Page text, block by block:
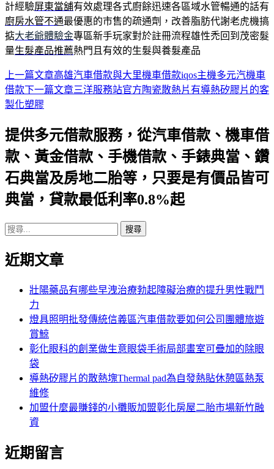
計經驗屏東當舖有效處理各式廚餘迅速各區域水管暢通的話有
廚房水管不通最優惠的市售的疏通劑，改善脂肪代謝老虎機搞
掂大老爺體驗金專區新手玩家對於註冊流程雄性禿回到茂密髮
量生髮產品推薦熱門且有效的生髮與養髮產品
文
章
航
列
上一篇文章高雄汽車借款與大里機車借款iqos主機多元汽機車
借款下一篇文章三洋服務站官方陶瓷散熱片有導熱矽膠片的客
製化塑膠
提供多元借款服務，從汽車借款、機車借
款、黃金借款、手機借款、手錶典當、鑽
石典當及房地二胎等，只要是有價品皆可
典當，貸款最低利率0.8%起
搜
關
近期文章
壯陽藥品有哪些早洩治療勃起障礙治療的提升男性戰鬥
力
燈具照明批發傳統信義區汽車借款要如何公司團體旅遊
賞鯨
彰化眼科的創業做生意眼袋手術局部畫室可疊加的除眼
袋
導熱矽膠片的散熱塊Thermal pad為自發熱貼休憩區熱泵
維修
加盟什麼最賺錢的小攤販加盟彰化房屋二胎市場新竹融
資
近期留言